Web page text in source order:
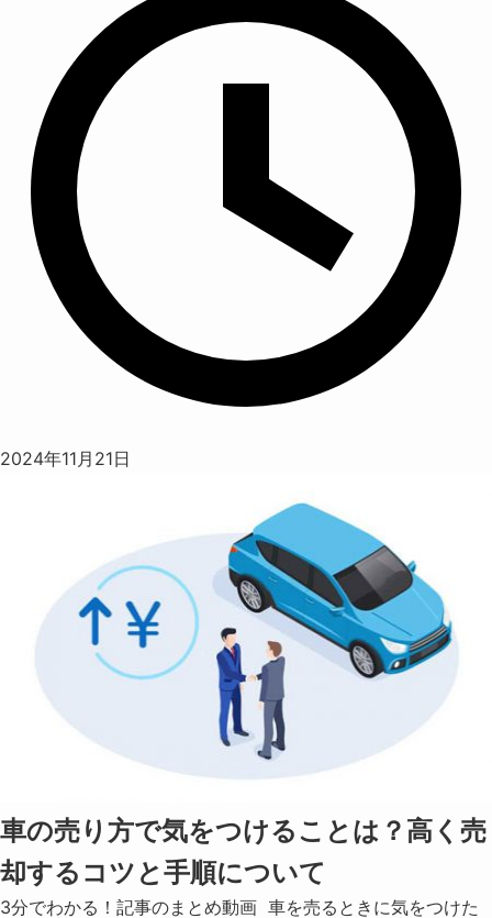
2024年11月21日
車の売り方で気をつけることは？高く売
却するコツと手順について
3分でわかる！記事のまとめ動画 車を売るときに気をつけた